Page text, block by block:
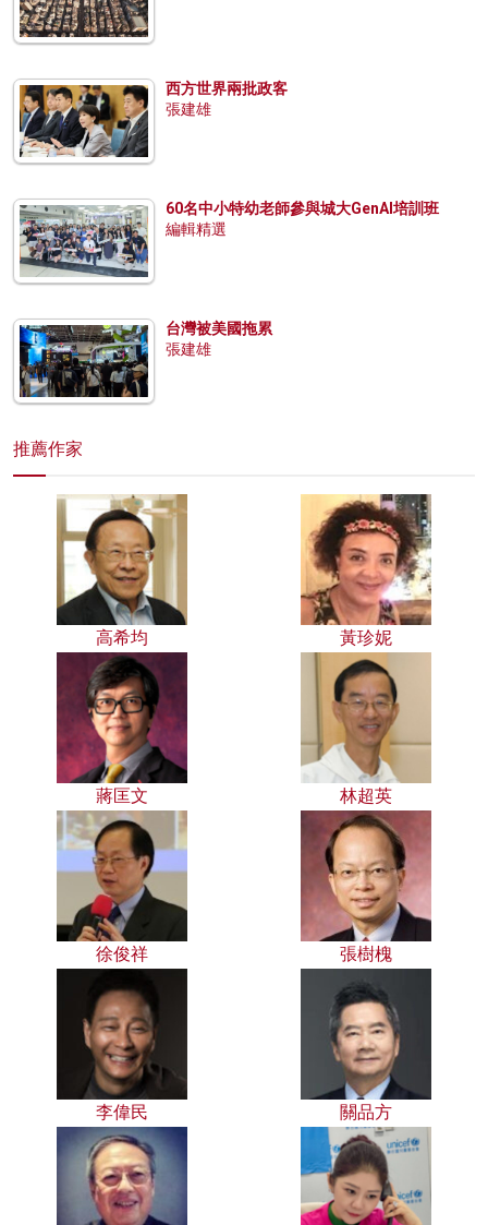
西方世界兩批政客
張建雄
60名中小特幼老師參與城大GenAI培訓班
編輯精選
台灣被美國拖累
張建雄
推薦作家
高希均 黃珍妮
蔣匡文 林超英
徐俊祥 張樹槐
李偉民 關品方